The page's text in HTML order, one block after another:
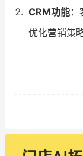
CRM功能
优化营销策略